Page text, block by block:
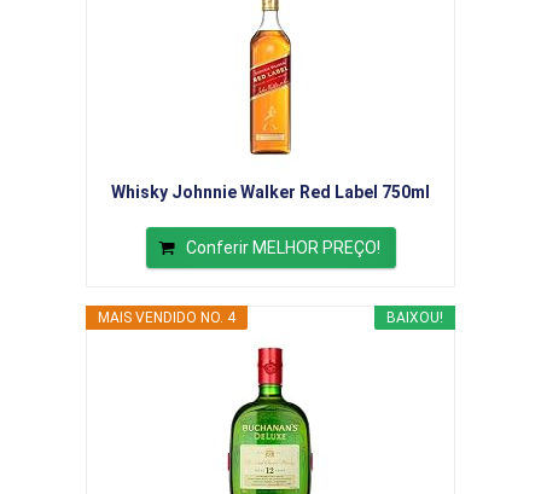
Whisky Johnnie Walker Red Label 750ml
Conferir MELHOR PREÇO!
BAIXOU!
MAIS VENDIDO NO. 4